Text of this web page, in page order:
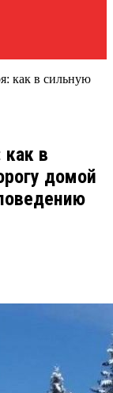
как в сильную
в
домой